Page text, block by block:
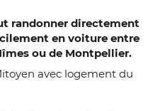
randonner directement
en voiture entre
ou de Montpellier.
avec logement du